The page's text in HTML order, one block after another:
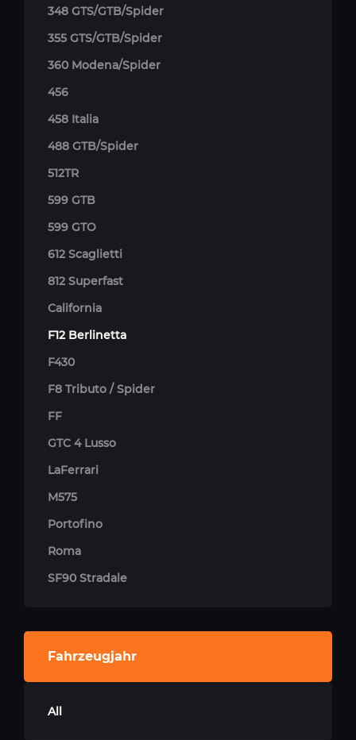
348 GTS/GTB/Spider
355 GTS/GTB/Spider
360 Modena/Spider
456
458 Italia
488 GTB/Spider
512TR
599 GTB
599 GTO
612 Scaglietti
812 Superfast
California
F12 Berlinetta
F430
F8 Tributo / Spider
FF
GTC 4 Lusso
LaFerrari
M575
Portofino
Roma
SF90 Stradale
Fahrzeugjahr
All